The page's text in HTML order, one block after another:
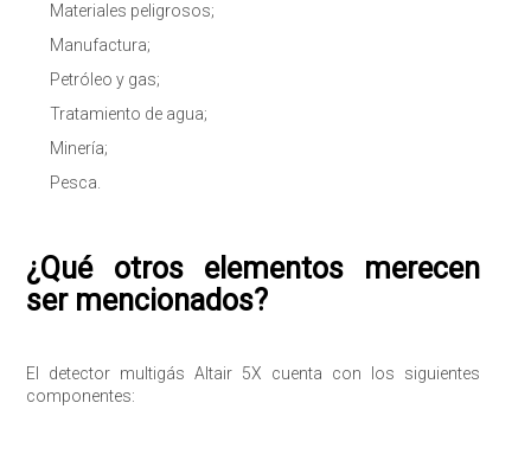
Materiales peligrosos;
Manufactura;
Petróleo y gas;
Tratamiento de agua;
Minería;
Pesca.
¿Qué otros elementos merecen
ser mencionados?
El detector multigás Altair 5X cuenta con los siguientes
componentes: